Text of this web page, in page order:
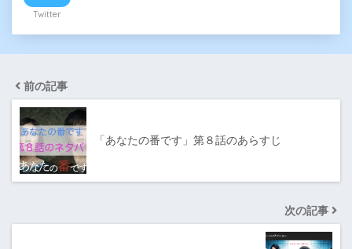
Twitter
前の記事
「あなたの番です」第８話のあらすじ
次の記事